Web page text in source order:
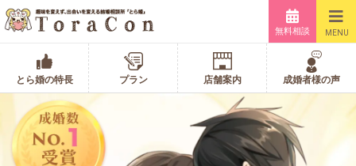
無料相談 MENU
とら婚の特長 プラン 店舗案内 成婚者様の声